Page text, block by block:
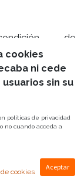
de
será
de la de
del seguro y/o
como
que, bajo la
establecidos en
la persona
cookies
ni cede
sin su
políticas de privacidad
no cuando acceda a
cookies
Aceptar